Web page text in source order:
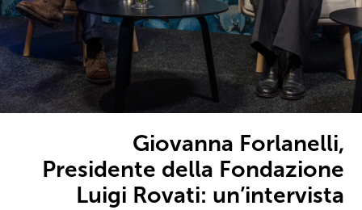
Giovanna Forlanelli,
Presidente della Fondazione
Luigi Rovati: un’intervista